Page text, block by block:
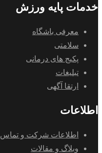
خدمات پایه ورزش
معرفی باشگاه
سلامتی
پکیج های درمانی
تبلیغات
ارتقا آگهی
اطلاعات
اطلاعات شرکت و تماس
وبلاگ و مقالات